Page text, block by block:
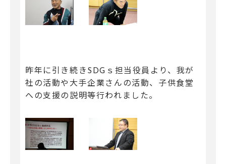
昨年に引き続きSDGｓ担当役員より、我が
社の活動や大手企業さんの活動、子供食堂
への支援の説明等行われました。